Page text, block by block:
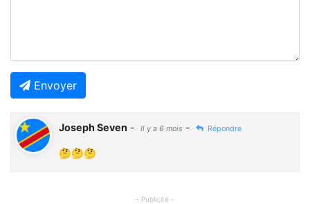
Envoyer
Joseph Seven - Il y a 6 mois - Répondre
🤔🤔🤔
- Publicité -